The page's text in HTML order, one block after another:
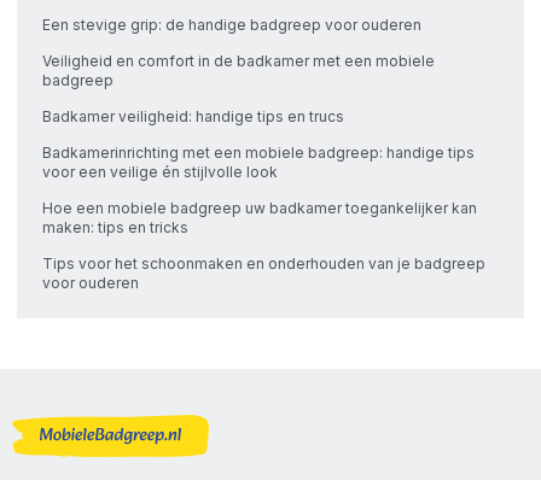
Een stevige grip: de handige badgreep voor ouderen
Veiligheid en comfort in de badkamer met een mobiele
badgreep
Badkamer veiligheid: handige tips en trucs
Badkamerinrichting met een mobiele badgreep: handige tips
voor een veilige én stijlvolle look
Hoe een mobiele badgreep uw badkamer toegankelijker kan
maken: tips en tricks
Tips voor het schoonmaken en onderhouden van je badgreep
voor ouderen